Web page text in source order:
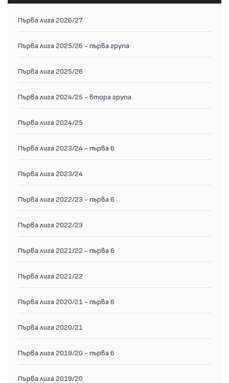
Първа лига 2026/27
Първа лига 2025/26 - първа група
Първа лига 2025/26
Първа лига 2024/25 - втора група
Първа лига 2024/25
Първа лига 2023/24 - първа 6
Първа лига 2023/24
Първа лига 2022/23 - първа 6
Първа лига 2022/23
Първа лига 2021/22 - първа 6
Първа лига 2021/22
Първа лига 2020/21 - първа 6
Първа лига 2020/21
Първа лига 2019/20 - първа 6
Първа лига 2019/20